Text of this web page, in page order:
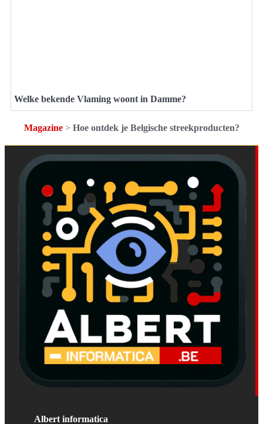
Welke bekende Vlaming woont in Damme?
Magazine> Hoe ontdek je Belgische streekproducten?
Albert informatica